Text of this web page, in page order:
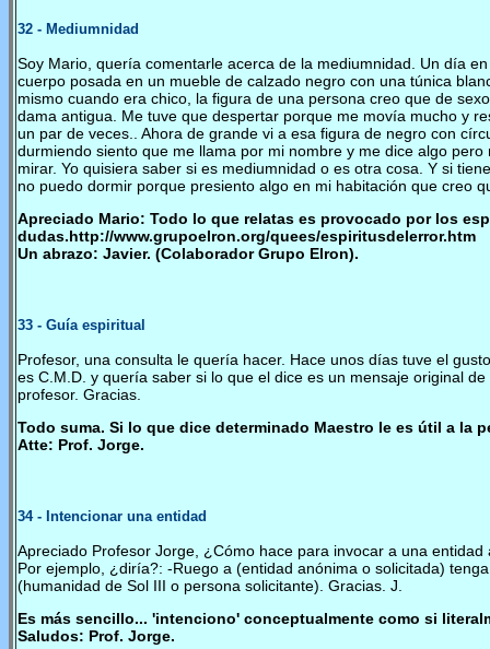
32 - Mediumnidad
Soy Mario, quería comentarle acerca de la mediumnidad. Un día
cuerpo posada en un mueble de calzado negro con una túnica
mismo cuando era chico, la figura de una persona creo que de
dama antigua. Me tuve que despertar porque me movía mucho y
un par de veces.. Ahora de grande vi a esa figura de negro con
durmiendo siento que me llama por mi nombre y me dice algo
mirar. Yo quisiera saber si es mediumnidad o es otra cosa. Y si
no puedo dormir porque presiento algo en mi habitación que creo
Apreciado Mario: Todo lo que relatas es provocado por los
dudas.http://www.grupoelron.org/quees/espiritusdelerror.htm
Un abrazo: Javier. (Colaborador Grupo Elron).
33 - Guía espiritual
Profesor, una consulta le quería hacer. Hace unos días tuve el
es C.M.D. y quería saber si lo que el dice es un mensaje original
profesor. Gracias.
Todo suma. Si lo que dice determinado Maestro le es útil a la
Atte: Prof. Jorge.
34- Intencionar una entidad
Apreciado Profesor Jorge, ¿Cómo hace para invocar a una
Por ejemplo, ¿diría?: -Ruego a (entidad anónima o solicitada)
(humanidad de Sol III o persona solicitante). Gracias. J.
Es más sencillo... 'intenciono' conceptualmente como si
Saludos: Prof. Jorge.